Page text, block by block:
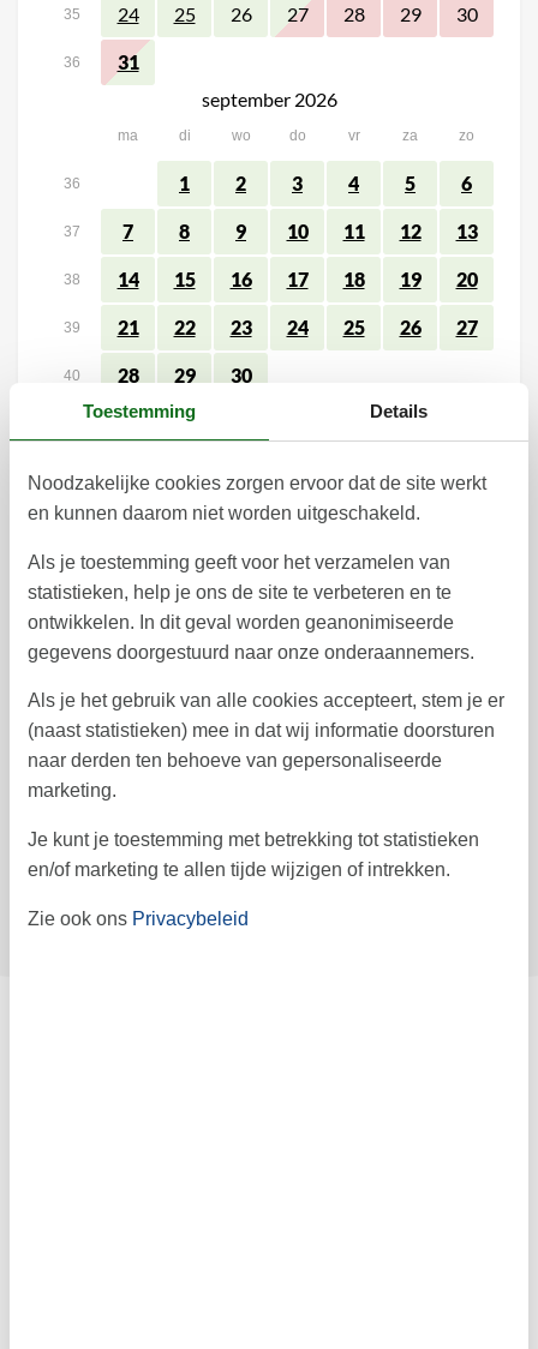
35 24 25 26 27 28 29 30
36
31
september 2026
ma di wo do vr za zo
36 1 2 3 4 5 6
37 7 8 9 10 11 12 13
38 14 15 16 17 18 19 20
39 21 22 23 24 25 26 27
40 28 29 30
Vrij Bezet Aankomst mogelijk
Prijs
Periode
Vertrek
Duur
1 week
Personen
Tot 6 personen
Let op
Aankomst is niet geselecteerd.
Toestemming Details
Noodzakelijke cookies zorgen ervoor dat de site werkt
en kunnen daarom niet worden uitgeschakeld.
Als je toestemming geeft voor het verzamelen van
statistieken, help je ons de site te verbeteren en te
ontwikkelen. In dit geval worden geanonimiseerde
gegevens doorgestuurd naar onze onderaannemers.
Als je het gebruik van alle cookies accepteert, stem je er
(naast statistieken) mee in dat wij informatie doorsturen
naar derden ten behoeve van gepersonaliseerde
marketing.
Je kunt je toestemming met betrekking tot statistieken
en/of marketing te allen tijde wijzigen of intrekken.
Zie ook ons Privacybeleid